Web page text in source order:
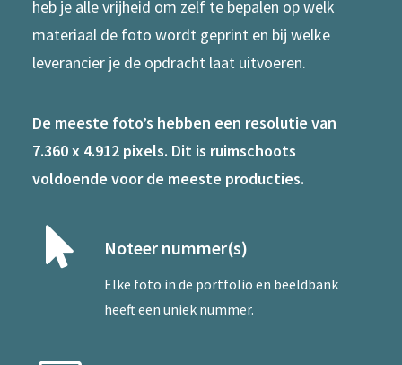
heb je alle vrijheid om zelf te bepalen op welk
materiaal de foto wordt geprint en bij welke
leverancier je de opdracht laat uitvoeren.
De meeste foto’s hebben een resolutie van
7.360 x 4.912 pixels. Dit is ruimschoots
voldoende voor de meeste producties.
Noteer nummer(s)
Elke foto in de portfolio en beeldbank
heeft een uniek nummer.